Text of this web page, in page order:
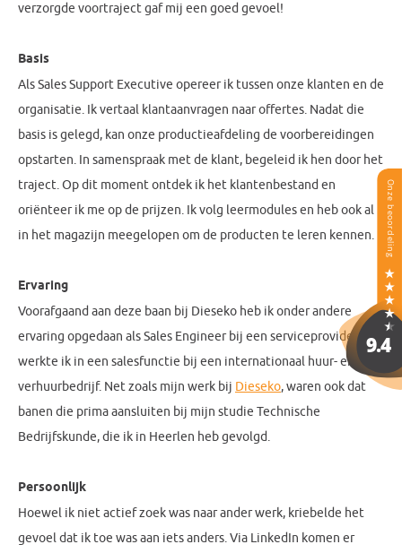
verzorgde voortraject gaf mij een goed gevoel!
Basis
Als Sales Support Executive opereer ik tussen onze klanten en de
organisatie. Ik vertaal klantaanvragen naar offertes. Nadat die
basis is gelegd, kan onze productieafdeling de voorbereidingen
opstarten. In samenspraak met de klant, begeleid ik hen door het
traject. Op dit moment ontdek ik het klantenbestand en
oriënteer ik me op de prijzen. Ik volg leermodules en heb ook al
in het magazijn meegelopen om de producten te leren kennen.
Ervaring
Voorafgaand aan deze baan bij Dieseko heb ik onder andere
ervaring opgedaan als Sales Engineer bij een serviceprovider en
werkte ik in een salesfunctie bij een internationaal huur- en
verhuurbedrijf. Net zoals mijn werk bij Dieseko, waren ook dat
banen die prima aansluiten bij mijn studie Technische
Bedrijfskunde, die ik in Heerlen heb gevolgd.
Persoonlijk
Hoewel ik niet actief zoek was naar ander werk, kriebelde het
gevoel dat ik toe was aan iets anders. Via LinkedIn komen er